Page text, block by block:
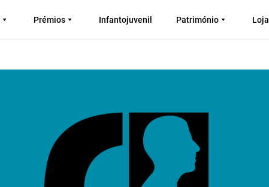
Prémios Infantojuvenil Património Loja